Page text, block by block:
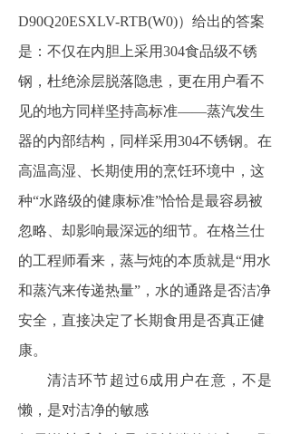
D90Q20ESXLV-RTB(W0)）给出的答案
是：不仅在内胆上采用304食品级不锈
钢，杜绝涂层脱落隐患，更在用户看不
见的地方同样坚持高标准——蒸汽发生
器的内部结构，同样采用304不锈钢。在
高温高湿、长期使用的烹饪环境中，这
种“水路级的健康标准”恰恰是最容易被
忽略、却影响最深远的细节。在格兰仕
的工程师看来，蒸与炖的本质就是“用水
和蒸汽来传递热量”，水的通路是否洁净
安全，直接决定了长期食用是否真正健
康。
清洁环节超过6成用户在意，不是
懒，是对洁净的敏感